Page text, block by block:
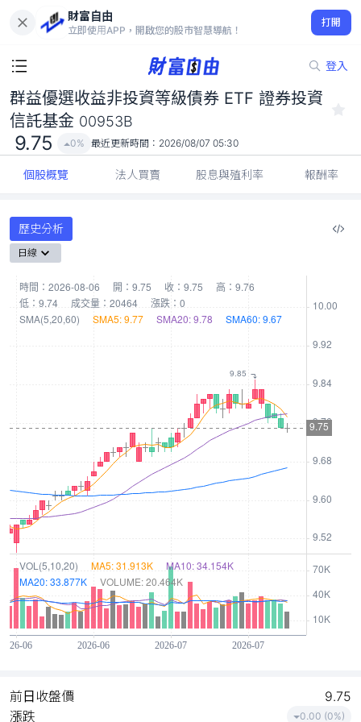
財富自由
立即使用APP，開啟您的股市智慧導航！
打開
登入
群益優選收益非投資等級債券 ETF 證券投資信託基金 00953B
9.75
0%
群益優選收益非投資等級債券 ETF 證券投資
信託基金 00953B
9.75 0% 最近更新時間： 2026/08/07 05:30
個股概覽 法人買賣 股息與殖利率 報酬率
歷史分析
日線
前日收盤價
9.75
漲跌
0.00 (0%)